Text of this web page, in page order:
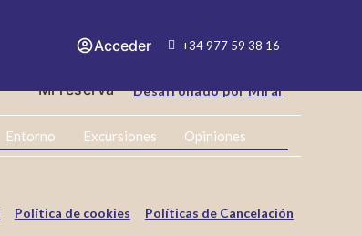
Acceder +34 977 59 38 16
Entorno Excursiones Opiniones
Mi reserva Desarrollado porMirai
Política de cookies Políticas de Cancelación